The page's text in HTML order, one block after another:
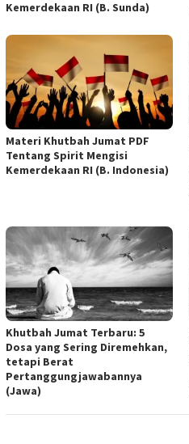
Kemerdekaan RI (B. Sunda)
Materi Khutbah Jumat PDF
Tentang Spirit Mengisi
Kemerdekaan RI (B. Indonesia)
Khutbah Jumat Terbaru: 5
Dosa yang Sering Diremehkan,
tetapi Berat
Pertanggungjawabannya
(Jawa)